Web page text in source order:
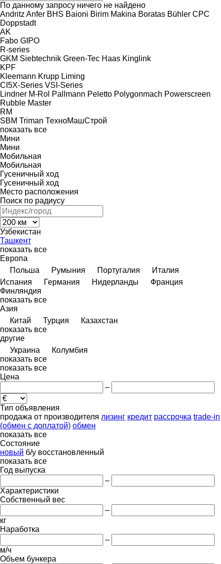
По данному запросу ничего не найдено
Andritz Anfer BHS Baioni Birim Makina Boratas Bühler CPC
Doppstadt
AK
Fabo GIPO
R-series
GKM Siebtechnik Green-Tec Haas Kinglink
KPF
Kleemann Krupp Liming
CI5X-Series VSI-Series
Lindner M-Rol Pallmann Peletto Polygonmach Powerscreen
Rubble Master
RM
SBM Triman ТехноМашСтрой
показать все
Мини
Мини
Мобильная
Мобильная
Гусеничный ход
Гусеничный ход
Место расположения
Поиск по радиусу
Узбекистан
Ташкент
показать все
Европа
Польша
Румыния Португалия
Италия
Испания
Германия Нидерланды
Франция
Финляндия
показать все
Азия
Китай
Турция
Казахстан
показать все
другие
Украина
Колумбия
показать все
показать все
Цена
–
Тип объявления
продажа от производителя лизинг кредит рассрочка trade-in
(обмен с доплатой) обмен
показать все
Состояние
новый б/у восстановленный
показать все
Год выпуска
–
Характеристики
Собственный вес
–
кг
Наработка
–
м/ч
Объем бункера